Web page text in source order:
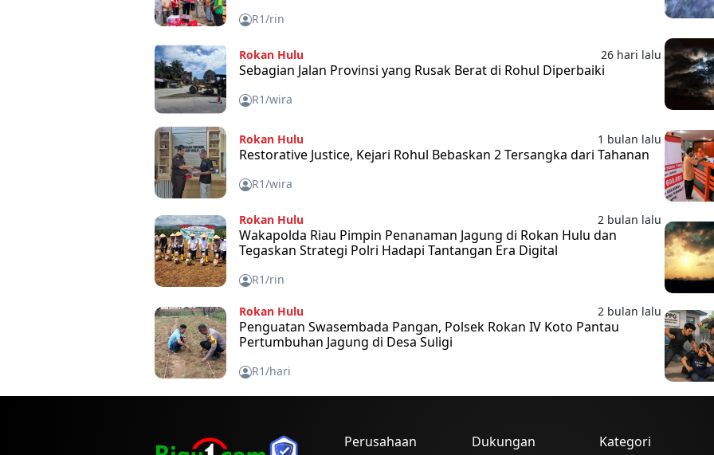
R1/rin
Rokan Hulu 26 hari lalu
Sebagian Jalan Provinsi yang Rusak Berat di Rohul Diperbaiki
R1/wira
Rokan Hulu 1 bulan lalu
Restorative Justice, Kejari Rohul Bebaskan 2 Tersangka dari Tahanan
R1/wira
Rokan Hulu 2 bulan lalu
Wakapolda Riau Pimpin Penanaman Jagung di Rokan Hulu dan
Tegaskan Strategi Polri Hadapi Tantangan Era Digital
R1/rin
Rokan Hulu 2 bulan lalu
Penguatan Swasembada Pangan, Polsek Rokan IV Koto Pantau
Pertumbuhan Jagung di Desa Suligi
R1/hari
Perusahaan Dukungan Kategori